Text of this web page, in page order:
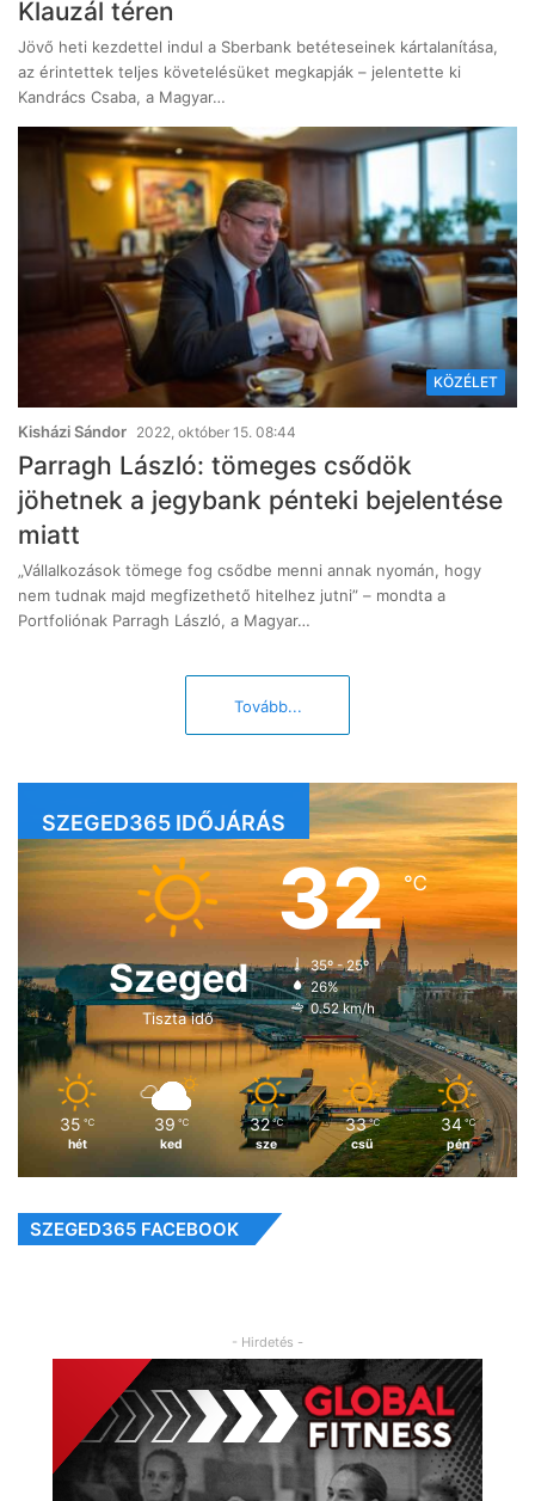
Klauzál téren
Jövő heti kezdettel indul a Sberbank betéteseinek kártalanítása,
az érintettek teljes követelésüket megkapják – jelentette ki
Kandrács Csaba, a Magyar…
KÖZÉLET
Kisházi Sándor 2022, október 15. 08:44
Parragh László: tömeges csődök
jöhetnek a jegybank pénteki bejelentése
miatt
„Vállalkozások tömege fog csődbe menni annak nyomán, hogy
nem tudnak majd megfizethető hitelhez jutni” – mondta a
Portfoliónak Parragh László, a Magyar…
Tovább...
SZEGED365 IDŐJÁRÁS
Szeged
Tiszta idő
32℃
35º - 25º
26%
0.52 km/h
35 ℃
hét
39 ℃
ked
32 ℃
sze
33 ℃
csü
34 ℃
pén
SZEGED365 FACEBOOK
- Hirdetés -